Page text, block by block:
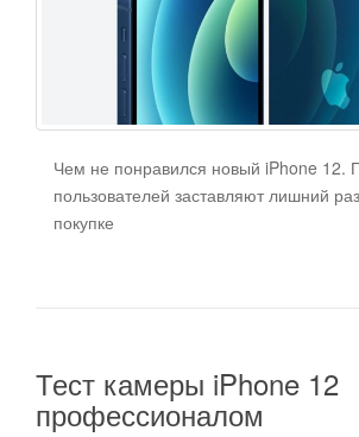
Чем не понравился новый iPhone 12.
пользователей заставляют лишний
покупке
Тест камеры iPhone 12
профессионалом